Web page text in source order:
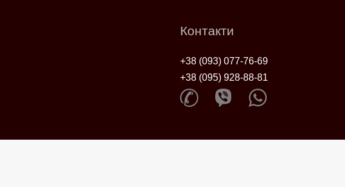
Контакти
+38 (093) 077-76-69
+38 (095) 928-88-81